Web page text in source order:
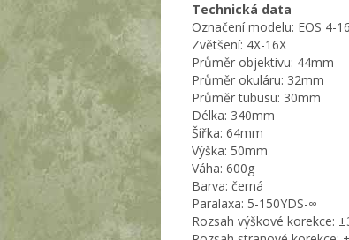
Technická data
Označení modelu: EOS 4-
Zvětšení: 4X-16X
Průměr objektivu: 44mm
Průměr okuláru: 32mm
Průměr tubusu: 30mm
Délka: 340mm
Šířka: 64mm
Výška: 50mm
Váha: 600g
Barva: černá
Paralaxa: 5-150YDS-∞
Rozsah výškové korekce: